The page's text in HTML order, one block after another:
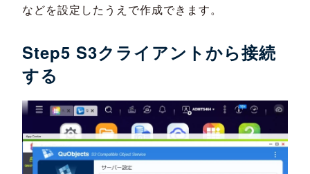
などを設定したうえで作成できます。
Step5 S3クライアントから接続
する